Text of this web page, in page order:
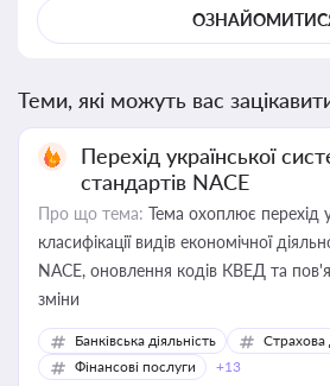
Теми, які можуть вас
Перехід української
стандартів NACE
Про що тема: Тема охоплює перехід
класифікації видів економічної
NACE, оновлення кодів КВЕД та
зміни
Банківська діяльність
Страхова
Фінансові послуги
+13